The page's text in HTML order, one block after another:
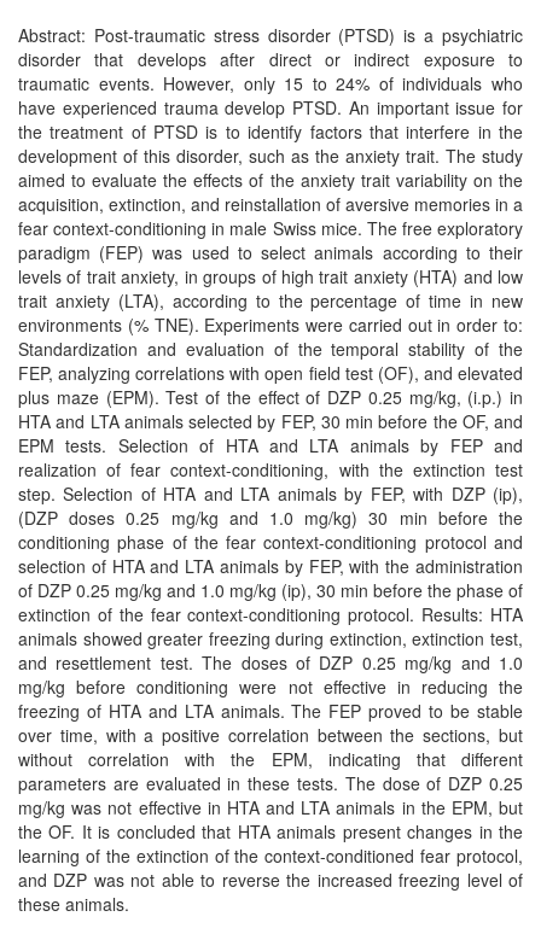
Abstract: Post-traumatic stress disorder (PTSD) is a psychiatric
disorder that develops after direct or indirect exposure to
traumatic events. However, only 15 to 24% of individuals who
have experienced trauma develop PTSD. An important issue for
the treatment of PTSD is to identify factors that interfere in the
development of this disorder, such as the anxiety trait. The study
aimed to evaluate the effects of the anxiety trait variability on the
acquisition, extinction, and reinstallation of aversive memories in a
fear context-conditioning in male Swiss mice. The free exploratory
paradigm (FEP) was used to select animals according to their
levels of trait anxiety, in groups of high trait anxiety (HTA) and low
trait anxiety (LTA), according to the percentage of time in new
environments (% TNE). Experiments were carried out in order to:
Standardization and evaluation of the temporal stability of the
FEP, analyzing correlations with open field test (OF), and elevated
plus maze (EPM). Test of the effect of DZP 0.25 mg/kg, (i.p.) in
HTA and LTA animals selected by FEP, 30 min before the OF, and
EPM tests. Selection of HTA and LTA animals by FEP and
realization of fear context-conditioning, with the extinction test
step. Selection of HTA and LTA animals by FEP, with DZP (ip),
(DZP doses 0.25 mg/kg and 1.0 mg/kg) 30 min before the
conditioning phase of the fear context-conditioning protocol and
selection of HTA and LTA animals by FEP, with the administration
of DZP 0.25 mg/kg and 1.0 mg/kg (ip), 30 min before the phase of
extinction of the fear context-conditioning protocol. Results: HTA
animals showed greater freezing during extinction, extinction test,
and resettlement test. The doses of DZP 0.25 mg/kg and 1.0
mg/kg before conditioning were not effective in reducing the
freezing of HTA and LTA animals. The FEP proved to be stable
over time, with a positive correlation between the sections, but
without correlation with the EPM, indicating that different
parameters are evaluated in these tests. The dose of DZP 0.25
mg/kg was not effective in HTA and LTA animals in the EPM, but
the OF. It is concluded that HTA animals present changes in the
learning of the extinction of the context-conditioned fear protocol,
and DZP was not able to reverse the increased freezing level of
these animals.